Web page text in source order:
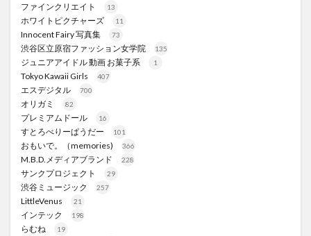
ファインクリエイト 13
ホワイトピクチャーズ 11
Innocent Fairy 写真集 73
渋谷区立原宿ファッション女学院 135
ジュニアアイドル 動画 お菓子系 1
Tokyo Kawaii Girls 407
エスデジタル 700
オリガミ 82
プレミアムドール 16
すとろべりーぱうだー 101
おもいで。（memories) 366
M.B.D.メディアブランド 228
サンクプロジェクト 29
渋谷ミュージック 257
LittleVenus 21
インテック 198
らむね 19